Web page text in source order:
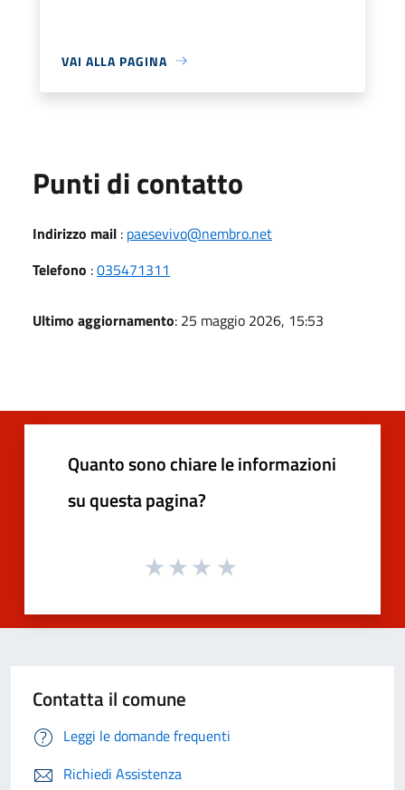
VAI ALLA PAGINA
Punti di contatto
Indirizzo mail : paesevivo@nembro.net
Telefono :035471311
Ultimo aggiornamento: 25 maggio 2026, 15:53
Quanto sono chiare le informazioni
su questa pagina?
Contatta il comune
Leggi le domande frequenti
Richiedi Assistenza